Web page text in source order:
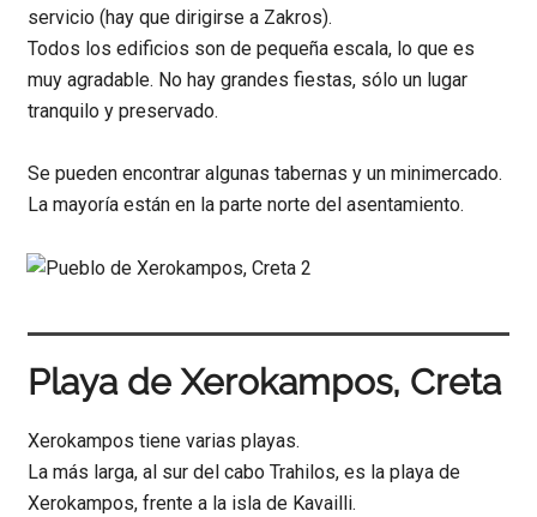
servicio (hay que dirigirse a Zakros).
Todos los edificios son de pequeña escala, lo que es
muy agradable. No hay grandes fiestas, sólo un lugar
tranquilo y preservado.
Se pueden encontrar algunas tabernas y un minimercado.
La mayoría están en la parte norte del asentamiento.
Playa de Xerokampos, Creta
Xerokampos tiene varias playas.
La más larga, al sur del cabo Trahilos, es la playa de
Xerokampos, frente a la isla de Kavailli.